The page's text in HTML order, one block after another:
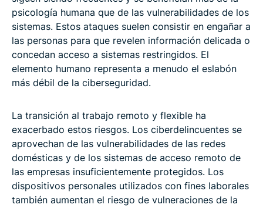
psicología humana que de las vulnerabilidades de los
sistemas. Estos ataques suelen consistir en engañar a
las personas para que revelen información delicada o
concedan acceso a sistemas restringidos. El
elemento humano representa a menudo el eslabón
más débil de la ciberseguridad.
La transición al trabajo remoto y flexible ha
exacerbado estos riesgos. Los ciberdelincuentes se
aprovechan de las vulnerabilidades de las redes
domésticas y de los sistemas de acceso remoto de
las empresas insuficientemente protegidos. Los
dispositivos personales utilizados con fines laborales
también aumentan el riesgo de vulneraciones de la